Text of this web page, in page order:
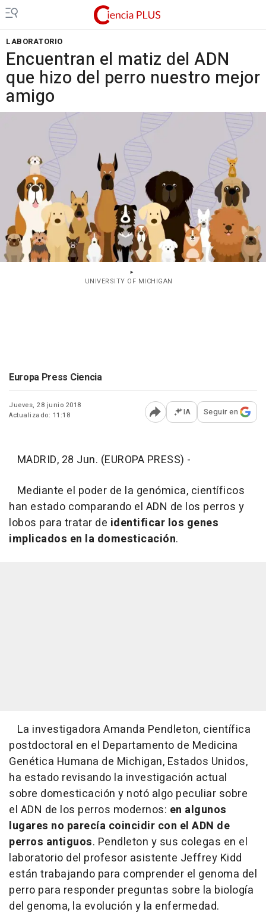
LABORATORIO
Encuentran el matiz del ADN
que hizo del perro nuestro mejor
amigo
UNIVERSITY OF MICHIGAN
Europa Press Ciencia
Jueves, 28 junio 2018
Actualizado: 11:18
Abrir opciones para
IA Seguir en
MADRID, 28 Jun. (EUROPA PRESS) -
Mediante el poder de la genómica, científicos
han estado comparando el ADN de los perros y
lobos para tratar de identificar los genes
implicados en la domesticación.
La investigadora Amanda Pendleton, científica
postdoctoral en el Departamento de Medicina
Genética Humana de Michigan, Estados Unidos,
ha estado revisando la investigación actual
sobre domesticación y notó algo peculiar sobre
el ADN de los perros modernos: en algunos
lugares no parecía coincidir con el ADN de
perros antiguos. Pendleton y sus colegas en el
laboratorio del profesor asistente Jeffrey Kidd
están trabajando para comprender el genoma del
perro para responder preguntas sobre la biología
del genoma, la evolución y la enfermedad.